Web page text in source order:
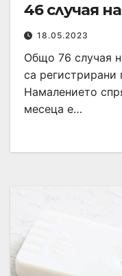
46 случая
18.05.2023
Общо 76 случая
са регистрирани
Намалението
месеца е…